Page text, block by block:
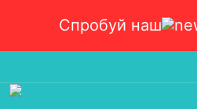
Спробуй наш